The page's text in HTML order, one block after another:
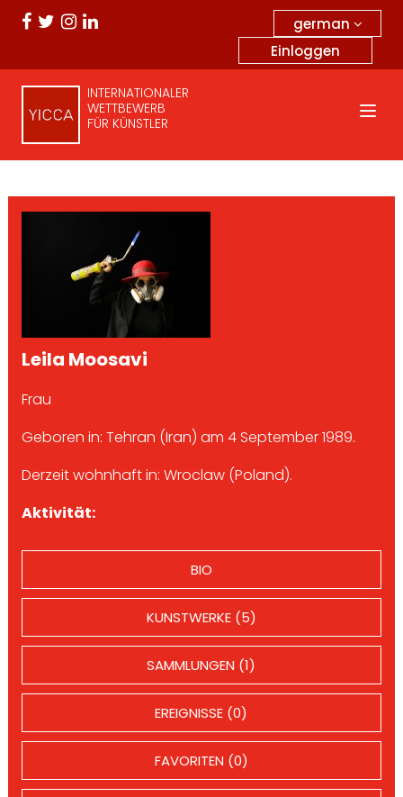
german
Einloggen
INTERNATIONALER
WETTBEWERB
FÜR KÜNSTLER
Leila Moosavi
Frau
Geboren in: Tehran (Iran) am 4 September 1989.
Derzeit wohnhaft in: Wroclaw (Poland).
Aktivität:
BIO
KUNSTWERKE (5)
SAMMLUNGEN (1)
EREIGNISSE (0)
FAVORITEN (0)